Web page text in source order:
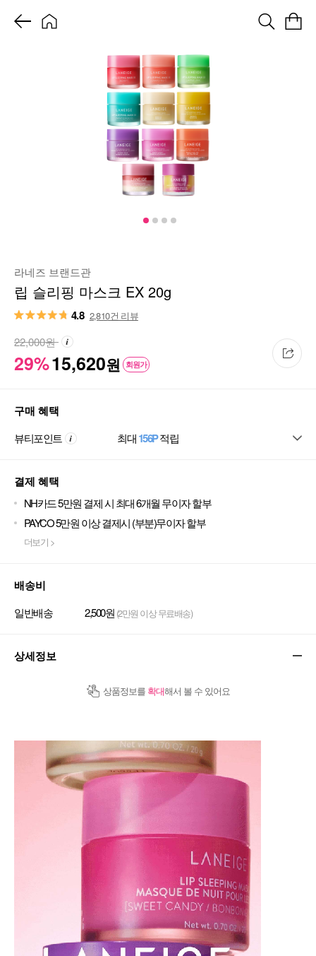
라네즈 브랜드관
립 슬리핑 마스크 EX 20g
4.8 2,810건 리뷰
29%15,620원 회원가
22,000원
구매 혜택
뷰티포인트 최대156P적립
결제 혜택
NH카드 5만원 결제 시 최대 6개월 무이자 할부
PAYCO 5만원 이상 결제시 (부분)무이자 할부
더보기 >
배송비
일반배송 2,500원 (2만원 이상 무료배송)
상세정보
상품정보를 확대해서 볼 수 있어요